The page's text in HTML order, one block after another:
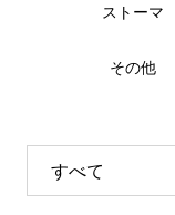
ストーマ
その他